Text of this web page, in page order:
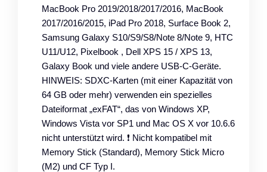
MacBook Pro 2019/2018/2017/2016, MacBook
2017/2016/2015, iPad Pro 2018, Surface Book 2,
Samsung Galaxy S10/S9/S8/Note 8/Note 9, HTC
U11/U12, Pixelbook , Dell XPS 15 / XPS 13,
Galaxy Book und viele andere USB-C-Geräte.
HINWEIS: SDXC-Karten (mit einer Kapazität von
64 GB oder mehr) verwenden ein spezielles
Dateiformat „exFAT“, das von Windows XP,
Windows Vista vor SP1 und Mac OS X vor 10.6.6
nicht unterstützt wird. ❗ Nicht kompatibel mit
Memory Stick (Standard), Memory Stick Micro
(M2) und CF Typ I.